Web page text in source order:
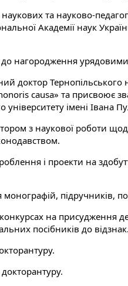
та науково-
Академії наук
до нагородження
доктор Тернопільського
causa» та присвоює
університету імені Івана
з наукової роботи
і проекти на
підручників,
на присудження
посібників до відзнак.